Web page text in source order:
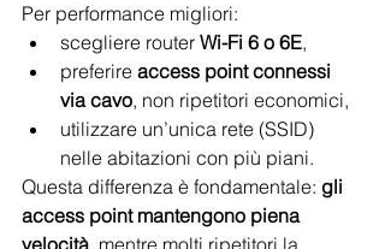
Per performance migliori:
scegliere router Wi-Fi 6 o 6E,
preferire access point connessi
via cavo, non ripetitori economici,
utilizzare un’unica rete (SSID)
nelle abitazioni con più piani.
Questa differenza è fondamentale: gli
access point mantengono piena
velocità, mentre molti ripetitori la